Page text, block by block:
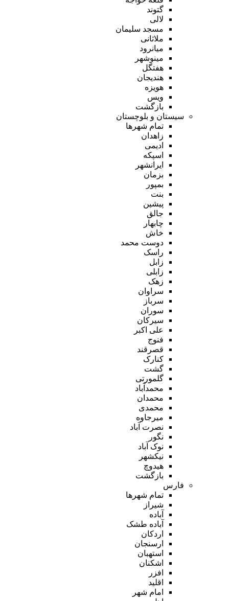
گتوند
لالی
مسجد سلیمان
ملاثانی
میانرود
مینوشهر
هفتگل
هندیجان
هویزه
ویس
بازگشت
سیستان و بلوچستان
تمام شهر‌ها
زاهدان
ادیمی
اسپکه
ایرانشهر
بزمان
بمپور
بنت
پیشین
جالق
چابهار
خاش
دوست محمد
راسک
زابل
زابلی
زهک
سراوان
سرباز
سوران
سیرکان
علی اکبر
فنوج
قصرقند
کنارک
گشت
گلمورتی
محمدآباد
محمدان
محمدی
میرجاوه
نصرت آباد
نگور
نوک آباد
نیکشهر
هیدوچ
بازگشت
فارس
تمام شهر‌ها
شیراز
آباده
آباده طشک
اردکان
ارسنجان
استهبان
اشکنان
افزر
اقلید
امام شهر